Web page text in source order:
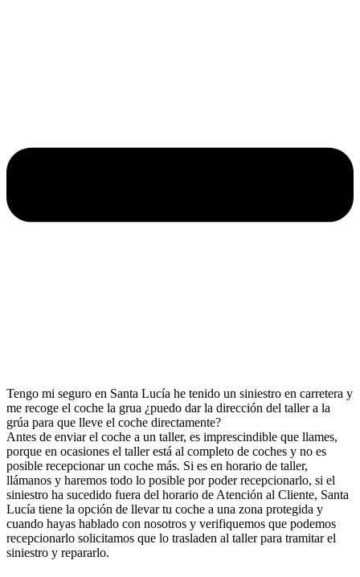
Tengo mi seguro en Santa Lucía he tenido un siniestro en carretera y
me recoge el coche la grua ¿puedo dar la dirección del taller a la
grúa para que lleve el coche directamente?
Antes de enviar el coche a un taller, es imprescindible que llames,
porque en ocasiones el taller está al completo de coches y no es
posible recepcionar un coche más. Si es en horario de taller,
llámanos y haremos todo lo posible por poder recepcionarlo, si el
siniestro ha sucedido fuera del horario de Atención al Cliente, Santa
Lucía tiene la opción de llevar tu coche a una zona protegida y
cuando hayas hablado con nosotros y verifiquemos que podemos
recepcionarlo solicitamos que lo trasladen al taller para tramitar el
siniestro y repararlo.